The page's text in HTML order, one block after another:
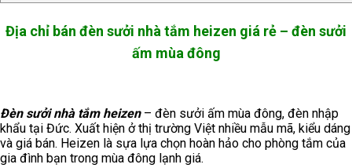
Địa chỉ bán đèn sưởi nhà tắm heizen giá rẻ – đèn sưởi
ấm mùa đông
Đèn sưởi nhà tắm heizen – đèn sưởi ấm mùa đông, đèn nhập
khẩu tại Đức. Xuất hiện ở thị trường Việt nhiều mẫu mã, kiểu dáng
và giá bán. Heizen là sựa lựa chọn hoàn hảo cho phòng tắm của
gia đình bạn trong mùa đông lạnh giá.